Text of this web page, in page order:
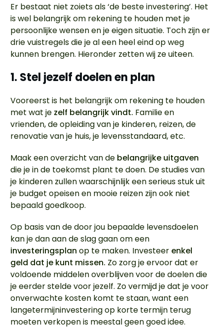
Er bestaat niet zoiets als ‘de beste investering’. Het
is wel belangrijk om rekening te houden met je
persoonlijke wensen en je eigen situatie. Toch zijn er
drie vuistregels die je al een heel eind op weg
kunnen brengen. Hieronder zetten wij ze uiteen.
1. Stel jezelf doelen en plan
Vooreerst is het belangrijk om rekening te houden
met wat je zelf belangrijk vindt. Familie en
vrienden, de opleiding van je kinderen, reizen, de
renovatie van je huis, je levensstandaard, etc.
Maak een overzicht van de belangrijke uitgaven
die je in de toekomst plant te doen. De studies van
je kinderen zullen waarschijnlijk een serieus stuk uit
je budget opeisen en mooie reizen zijn ook niet
bepaald goedkoop.
Op basis van de door jou bepaalde levensdoelen
kan je dan aan de slag gaan om een
investeringsplan op te maken. Investeer enkel
geld dat je kunt missen. Zo zorg je ervoor dat er
voldoende middelen overblijven voor de doelen die
je eerder stelde voor jezelf. Zo vermijd je dat je voor
onverwachte kosten komt te staan, want een
langetermijninvestering op korte termijn terug
moeten verkopen is meestal geen goed idee.